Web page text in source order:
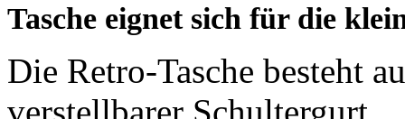
Tasche eignet sich für die
Die Retro-Tasche besteht
verstellbarer Schultergurt